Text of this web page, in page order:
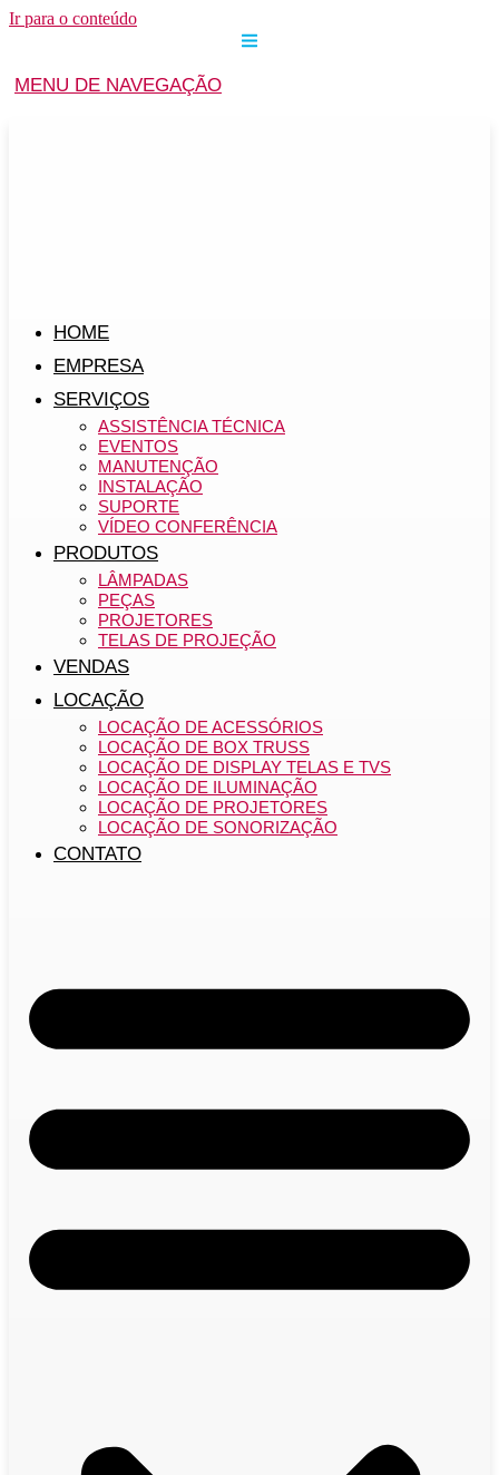
Ir para o conteúdo
MENU DE NAVEGAÇÃO
HOME
EMPRESA
SERVIÇOS
ASSISTÊNCIA TÉCNICA
EVENTOS
MANUTENÇÃO
INSTALAÇÃO
SUPORTE
VÍDEO CONFERÊNCIA
PRODUTOS
LÂMPADAS
PEÇAS
PROJETORES
TELAS DE PROJEÇÃO
VENDAS
LOCAÇÃO
LOCAÇÃO DE ACESSÓRIOS
LOCAÇÃO DE BOX TRUSS
LOCAÇÃO DE DISPLAY TELAS E TVS
LOCAÇÃO DE ILUMINAÇÃO
LOCAÇÃO DE PROJETORES
LOCAÇÃO DE SONORIZAÇÃO
CONTATO